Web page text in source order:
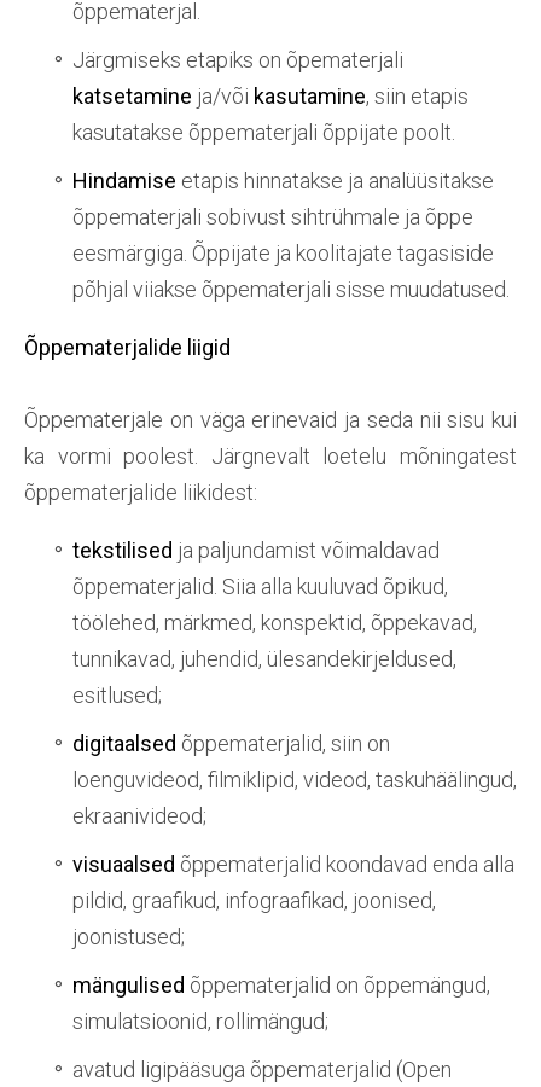
õppematerjal.
Järgmiseks etapiks on õpematerjali
katsetamine ja/või kasutamine, siin etapis
kasutatakse õppematerjali õppijate poolt.
Hindamise etapis hinnatakse ja analüüsitakse
õppematerjali sobivust sihtrühmale ja õppe
eesmärgiga. Õppijate ja koolitajate tagasiside
põhjal viiakse õppematerjali sisse muudatused.
Õppematerjalide liigid
Õppematerjale on väga erinevaid ja seda nii sisu kui
ka vormi poolest. Järgnevalt loetelu mõningatest
õppematerjalide liikidest:
tekstilised ja paljundamist võimaldavad
õppematerjalid. Siia alla kuuluvad õpikud,
töölehed, märkmed, konspektid, õppekavad,
tunnikavad, juhendid, ülesandekirjeldused,
esitlused;
digitaalsed õppematerjalid, siin on
loenguvideod, filmiklipid, videod, taskuhäälingud,
ekraanivideod;
visuaalsed õppematerjalid koondavad enda alla
pildid, graafikud, infograafikad, joonised,
joonistused;
mängulised õppematerjalid on õppemängud,
simulatsioonid, rollimängud;
avatud ligipääsuga õppematerjalid (Open